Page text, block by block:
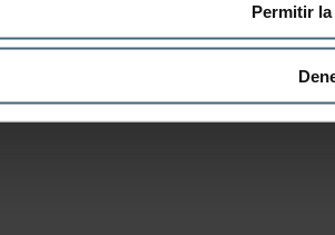
Permitir